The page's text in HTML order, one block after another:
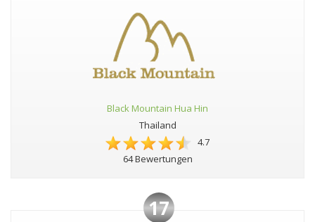
Black Mountain Hua Hin
Thailand
4.7
64 Bewertungen
17